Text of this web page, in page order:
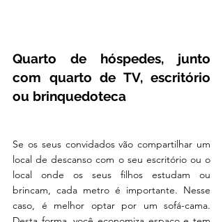
Quarto de hóspedes, junto
com quarto de TV, escritório
ou brinquedoteca
Se os seus convidados vão compartilhar um
local de descanso com o seu escritório ou o
local onde os seus filhos estudam ou
brincam, cada metro é importante. Nesse
caso, é melhor optar por um sofá-cama.